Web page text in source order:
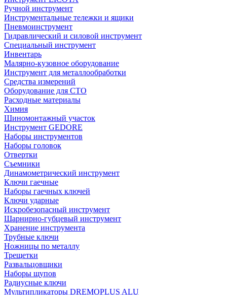
Ручной инструмент
Инструментальные тележки и ящики
Пневмоинструмент
Гидравлический и силовой инструмент
Специальный инструмент
Инвентарь
Малярно-кузовное оборудование
Инструмент для металлообработки
Средства измерений
Оборудование для СТО
Расходные материалы
Химия
Шиномонтажный участок
Инструмент GEDORE
Наборы инструментов
Наборы головок
Отвертки
Съемники
Динамометрический инструмент
Ключи гаечные
Наборы гаечных ключей
Ключи ударные
Искробезопасный инструмент
Шарнирно-губцевый инструмент
Хранение инструмента
Трубные ключи
Ножницы по металлу
Трещетки
Развальцовщики
Наборы щупов
Радиусные ключи
Мультипликаторы DREMOPLUS ALU